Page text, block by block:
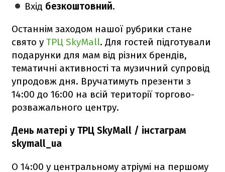
Вхід безкоштовний.
Останнім заходом нашої рубрики стане
свято у ТРЦ SkyMall. Для гостей підготували
подарунки для мам від різних брендів,
тематичні активності та музичний супровід
упродовж дня. Вручатимуть презенти з
14:00 до 16:00 на всій території торгово-
розважального центру.
День матері у ТРЦ SkyMall / інстаграм
skymall_ua
О 14:00 у центральному атріумі на першому